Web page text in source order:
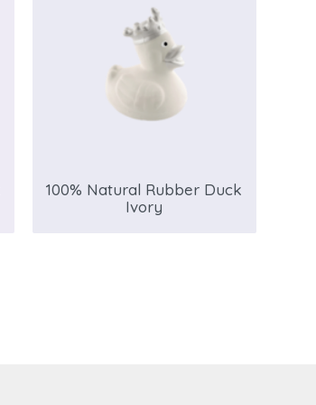
100% Natural Rubber Duck
Ivory